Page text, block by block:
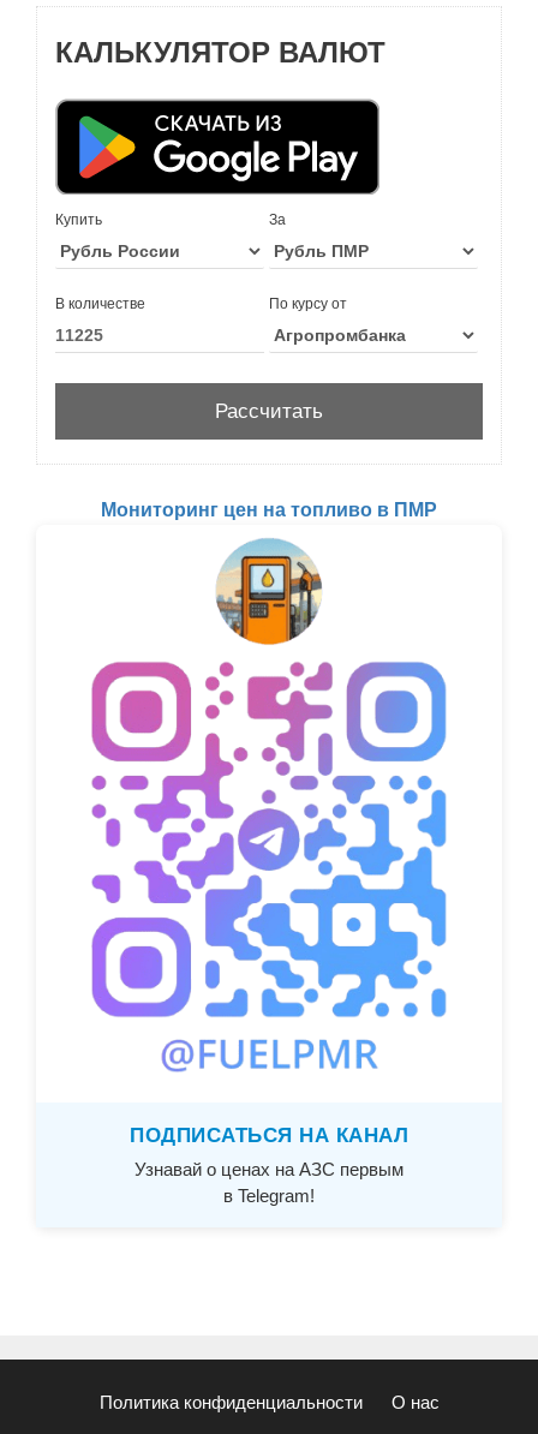
КАЛЬКУЛЯТОР ВАЛЮТ
Купить За
В количестве По курсу от
Мониторинг цен на топливо в ПМР
ПОДПИСАТЬСЯ НА КАНАЛ
Узнавай о ценах на АЗС первым
в Telegram!
Политика конфиденциальности О нас